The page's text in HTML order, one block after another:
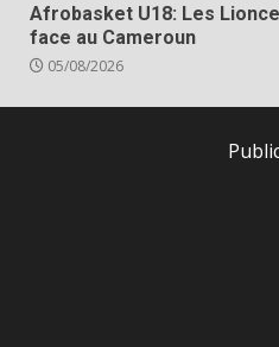
Afrobasket U18: Les
face au Cameroun
05/08/2026